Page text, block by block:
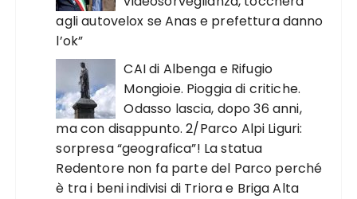
agli autovelox se Anas e prefettura danno
l’ok”
CAI di Albenga e Rifugio
Mongioie. Pioggia di critiche.
Odasso lascia, dopo 36 anni,
ma con disappunto. 2/Parco Alpi Liguri:
sorpresa “geografica”! La statua
Redentore non fa parte del Parco perché
è tra i beni indivisi di Triora e Briga Alta